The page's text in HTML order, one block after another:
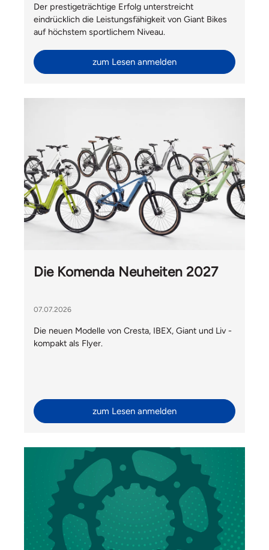
Der prestigeträchtige Erfolg unterstreicht
eindrücklich die Leistungsfähigkeit von Giant Bikes
auf höchstem sportlichem Niveau.
zum Lesen anmelden
Die Komenda Neuheiten 2027
07.07.2026
Die neuen Modelle von Cresta, IBEX, Giant und Liv -
kompakt als Flyer.
zum Lesen anmelden